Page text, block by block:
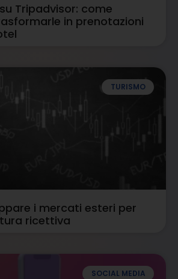
Tripadvisor: come
in prenotazioni
TURISMO
i mercati esteri per
ricettiva
SOCIAL MEDIA